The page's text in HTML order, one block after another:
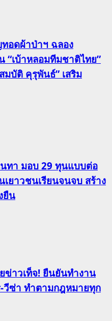
อดผ้าป่าฯ ฉลอง
“เบ้าหลอมทีมชาติไทย”
บัติ คุรุพันธ์” เสริม
ทา มอบ 29 ทุนแบบต่อ
ยาวชนเรียนจนจบ สร้าง
ยืน
ข่าวเท็จ! ยืนยันทำงาน
วีซ่า ทำตามกฎหมายทุก